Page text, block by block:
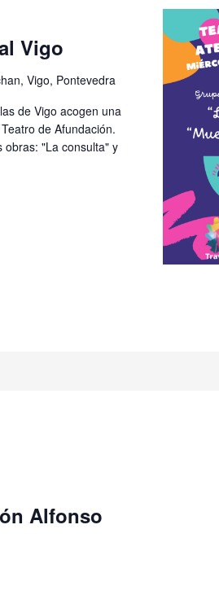
Vigo
Vigo, Pontevedra
de Vigo acogen una
de Afundación.
obras: "La consulta" y
Alfonso